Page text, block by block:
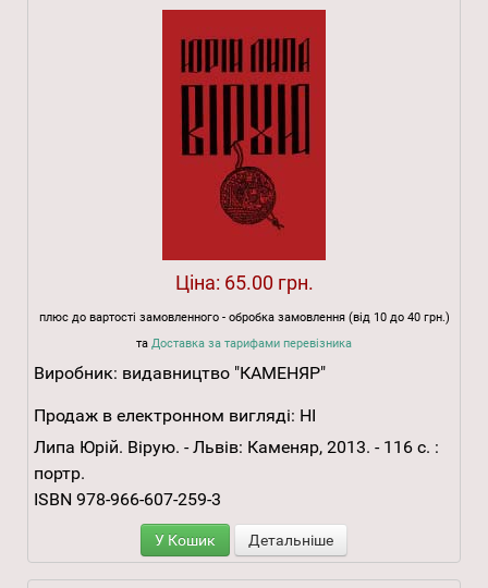
Ціна: 65.00 грн.
плюс до вартості замовленного - обробка замовлення (від 10 до 40 грн.)
та Доставка за тарифами перевізника
Виробник: видавництво "КАМЕНЯР"
Продаж в електронном вигляді: НІ
Липа Юрій. Вірую. - Львів: Каменяр, 2013. - 116 с. :
портр.
ISBN 978-966-607-259-3
У Кошик Детальніше